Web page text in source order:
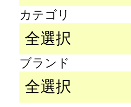
カテゴリ
ブランド